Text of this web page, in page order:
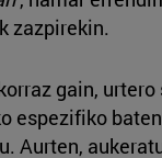
zazpirekin.
gain,
espezifiko
Aurten,